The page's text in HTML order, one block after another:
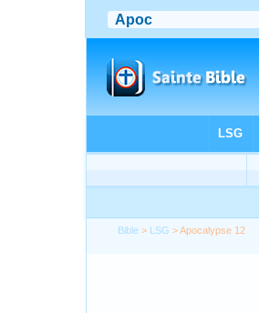
Bible > LSG > Apocalypse 12